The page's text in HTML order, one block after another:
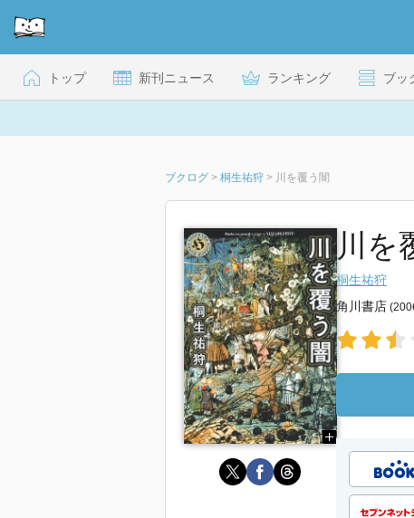
トップ 新刊ニュース ランキング ブッ
ブクログ > 桐生祐狩 > 川を覆う闇
川を
桐生祐狩
角川書店